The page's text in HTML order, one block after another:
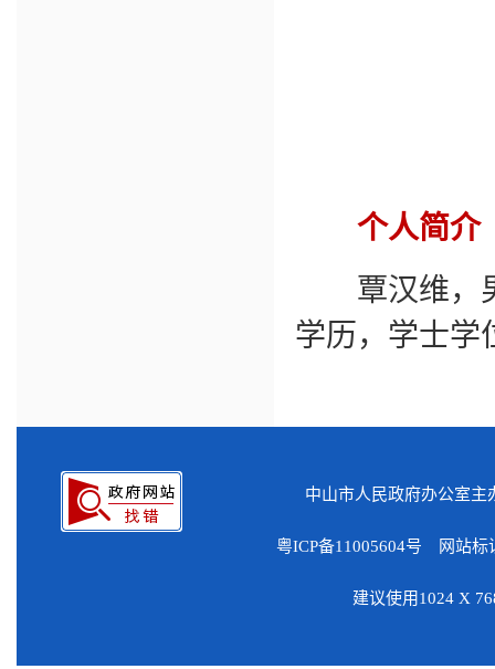
个人简介
覃汉维，男
学历，学士学
中山市人民政府办公室
粤ICP备11005604号 网站标
建议使用1024 X